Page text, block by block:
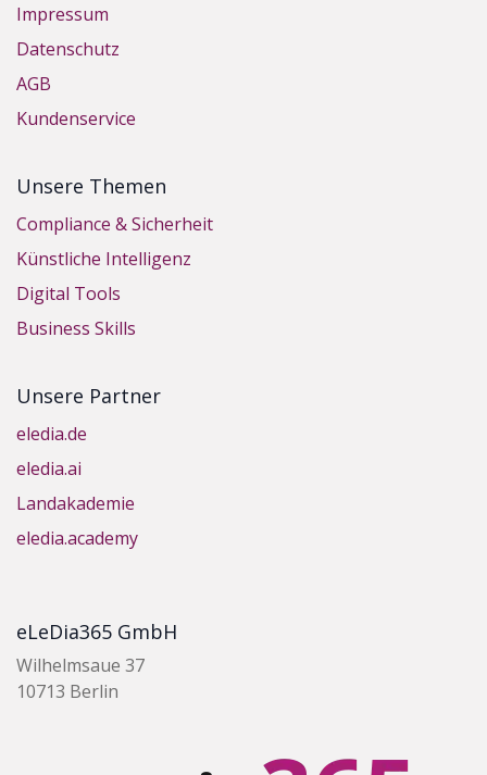
Impressum
Datenschutz
AGB
Kundenservice
Unsere Themen
Compliance & Sicherheit
Künstliche Intelligenz
Digital Tools
Business Skills
Unsere Partner
eledia.de
eledia.ai
Landakademie
eledia.academy
eLeDia365 GmbH
Wilhelmsaue 37
10713 Berlin